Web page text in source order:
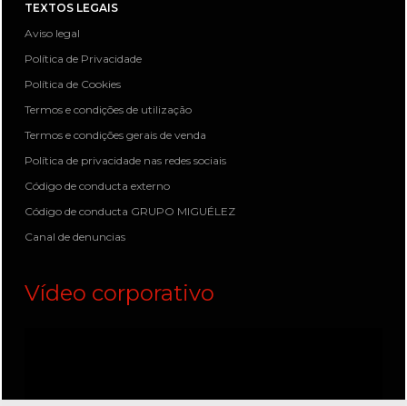
TEXTOS LEGAIS
Aviso legal
Política de Privacidade
Política de Cookies
Termos e condições de utilização
Termos e condições gerais de venda
Política de privacidade nas redes sociais
Código de conducta externo
Código de conducta GRUPO MIGUÉLEZ
Canal de denuncias
Vídeo corporativo